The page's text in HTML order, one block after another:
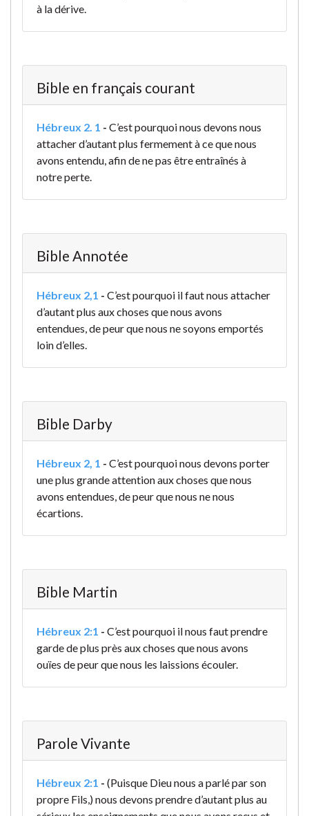
à la dérive.
Bible en français courant
Hébreux 2. 1 - C’est pourquoi nous devons nous
attacher d’autant plus fermement à ce que nous
avons entendu, afin de ne pas être entraînés à
notre perte.
Bible Annotée
Hébreux 2,1 - C’est pourquoi il faut nous attacher
d’autant plus aux choses que nous avons
entendues, de peur que nous ne soyons emportés
loin d’elles.
Bible Darby
Hébreux 2, 1 - C’est pourquoi nous devons porter
une plus grande attention aux choses que nous
avons entendues, de peur que nous ne nous
écartions.
Bible Martin
Hébreux 2:1 - C’est pourquoi il nous faut prendre
garde de plus près aux choses que nous avons
ouïes de peur que nous les laissions écouler.
Parole Vivante
Hébreux 2:1 - (Puisque Dieu nous a parlé par son
propre Fils,) nous devons prendre d’autant plus au